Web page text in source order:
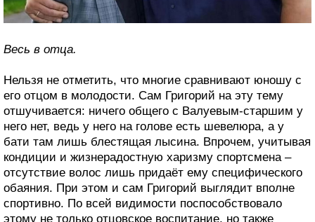
Весь в отца.
Нельзя не отметить, что многие сравнивают юношу с
его отцом в молодости. Сам Григорий на эту тему
отшучивается: ничего общего с Валуевым-старшим у
него нет, ведь у него на голове есть шевелюра, а у
бати там лишь блестящая лысина. Впрочем, учитывая
кондиции и жизнерадостную харизму спортсмена –
отсутствие волос лишь придаёт ему специфического
обаяния. При этом и сам Григорий выглядит вполне
спортивно. По всей видимости поспособствовало
этому не только отцовское воспитание, но также